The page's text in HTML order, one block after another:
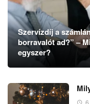
Szervízdíj a
borravalót ad?” –
egyszer?